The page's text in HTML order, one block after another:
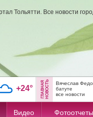
Тольятти. Все новости
+24°
Вячеслав
батуте
все новости
Видео Фотоотчеты